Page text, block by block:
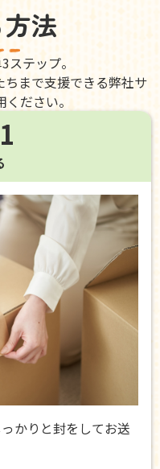
法
ステップ。
まで支援できる弊社サ
ださい。
かりと封をしてお送